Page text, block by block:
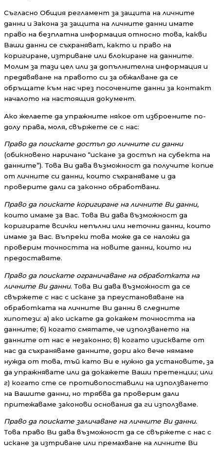
Съгласно Общия регламент за защита на личните
данни и Закона за защита на личните данни имате
право на безплатна информация относно това, какви
Ваши данни се съхраняват, както и право на
коригиране, изтриване или блокиране на данните.
Молим за тази цел или за допълнителна информация и
предявяване на правото си за обжалване да се
обръщате към нас чрез посочените данни за контакт
началото на настоящия документ.
Ако желаете да упражните някое от изброените по-
долу права, моля, свържете се с нас:
Право да поискате достъп до личните си данни
(обикновено наричано “искане за достъп на субекта на
данните”). Това Ви дава възможност да получите копие
от личните си данни, които съхраняваме и да
проверите дали са законно обработвани.
Право да поискате коригиране на личните Ви данни,
които имаме за Вас. Това Ви дава възможност да
коригирате всички непълни или неточни данни, които
имаме за Вас. Въпреки това може да се наложи да
проверим точността на новите данни, които ни
предоставяте.
Право да поискате ограничаване на обработката на
личните Ви данни. Това Ви дава възможност да се
свържете с нас с искане за преустановяване на
обработката на личните Ви данни в следните
хипотези: а) ако искате да докажем точността на
данните; б) когато смятате, че използването на
данните от нас е незаконно; в) когато изисквате от
нас да съхраняваме данните, дори ако вече нямаме
нужда от това, тъй като Ви е нужно да установите, за
да упражнявате или да докажете Ваши претенции; или
г) когато сте се противопоставили на използването
на Вашите данни, но трябва да проверим дали
притежаваме законови основания да ги използваме.
Право да поискате заличаване на личните Ви данни.
Това право Ви дава възможност да се свържете с нас с
искане за изтриване или премахване на личните Ви